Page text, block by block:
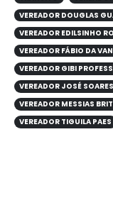
VEREADOR DOUGLAS
VEREADOR EDILSINHO
VEREADOR FÁBIO DA VAN
VEREADOR GIBI
VEREADOR JOSÉ SOARES
VEREADOR MESSIAS
VEREADOR TIGUILA PAES